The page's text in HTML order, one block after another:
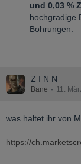
und 0,03 %
hochgradige
Bohrungen.
Z I N N
Bane 11.
was haltet ihr von
https://